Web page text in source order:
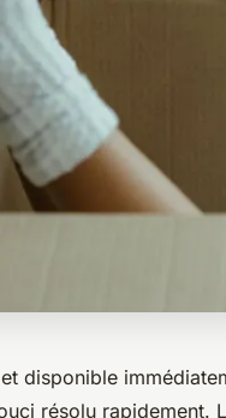
disponible
résolu rapidement.